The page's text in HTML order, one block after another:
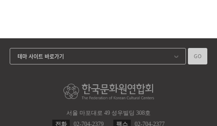
서울 마포대로 49 성우빌딩 308호
전화
02-704-2379 팩스 02-704-2377
테마 사이트 바로가기 GO